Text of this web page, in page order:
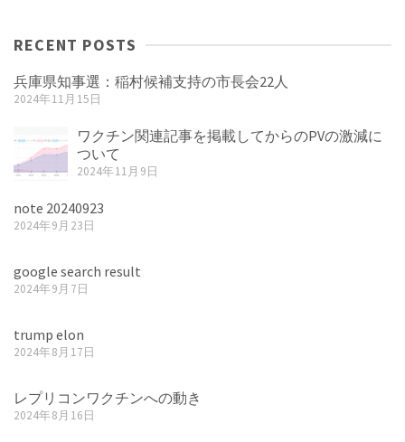
RECENT POSTS
兵庫県知事選：稲村候補支持の市長会22人
2024年11月15日
ワクチン関連記事を掲載してからのPVの激減に
ついて
2024年11月9日
note 20240923
2024年9月23日
google search result
2024年9月7日
trump elon
2024年8月17日
レプリコンワクチンへの動き
2024年8月16日